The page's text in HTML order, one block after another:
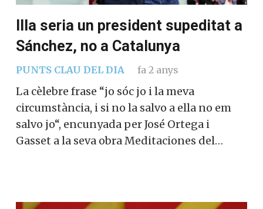
Illa seria un president supeditat a
Sánchez, no a Catalunya
PUNTS CLAU DEL DIA fa 2 anys
La cèlebre frase “jo sóc jo i la meva
circumstància, i si no la salvo a ella no em
salvo jo“, encunyada per José Ortega i
Gasset a la seva obra Meditaciones del…